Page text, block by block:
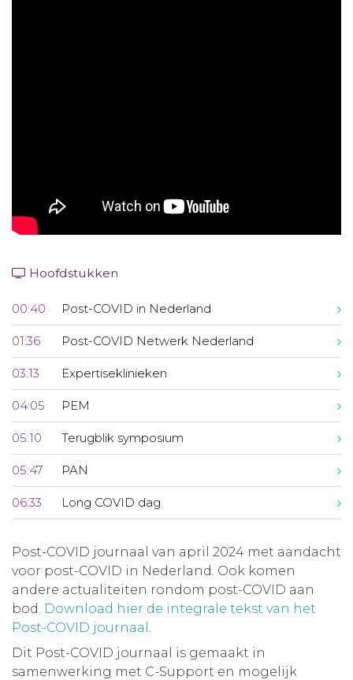
Hoofdstukken
00:40 Post-COVID in Nederland
01:36 Post-COVID Netwerk Nederland
03:13 Expertiseklinieken
04:05 PEM
05:10 Terugblik symposium
05:47 PAN
06:33 Long COVID dag
Post-COVID journaal van april 2024 met aandacht
voor post-COVID in Nederland. Ook komen
andere actualiteiten rondom post-COVID aan
bod. Download hier de integrale tekst van het
Post-COVID journaal .
Dit Post-COVID journaal is gemaakt in
samenwerking met C-Support en mogelijk